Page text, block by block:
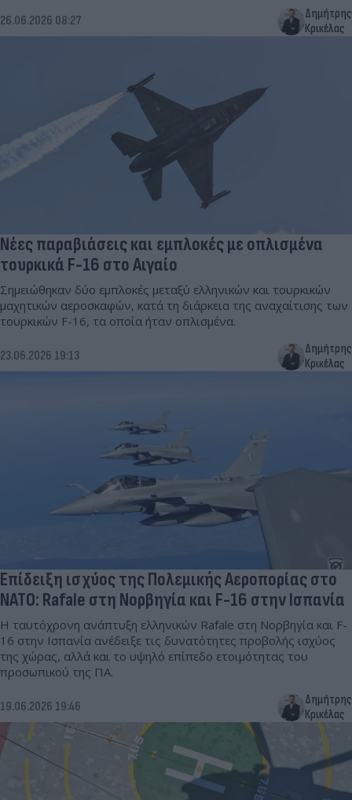
26.06.2026 08:27
Δημήτρης
Κρικέλας
Νέες παραβιάσεις και εμπλοκές με οπλισμένα
τουρκικά F-16 στο Αιγαίο
Σημειώθηκαν δύο εμπλοκές μεταξύ ελληνικών και τουρκικών
μαχητικών αεροσκαφών, κατά τη διάρκεια της αναχαίτισης των
τουρκικών F-16, τα οποία ήταν οπλισμένα.
23.06.2026 19:13
Δημήτρης
Κρικέλας
Επίδειξη ισχύος της Πολεμικής Αεροπορίας στο
ΝΑΤΟ: Rafale στη Νορβηγία και F-16 στην Ισπανία
Η ταυτόχρονη ανάπτυξη ελληνικών Rafale στη Νορβηγία και F-
16 στην Ισπανία ανέδειξε τις δυνατότητες προβολής ισχύος
της χώρας, αλλά και το υψηλό επίπεδο ετοιμότητας του
προσωπικού της ΠΑ.
19.06.2026 19:46
Δημήτρης
Κρικέλας